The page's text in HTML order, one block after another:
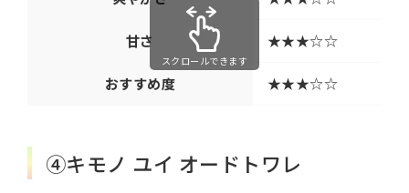
甘さ ★★★☆☆
おすすめ度 ★★★☆☆
スクロールできます
④キモノ ユイ オードトワレ